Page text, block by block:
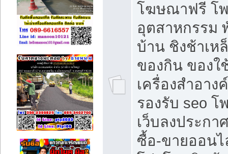
โฆษณาฟรี โ
อุตสาหกรรม
บ้าน ชิงช้าเห
ของกิน ของใ
เครื่องสำอา
รองรับ seo โ
เว็บลงประก
ซื้อ-ขายออน